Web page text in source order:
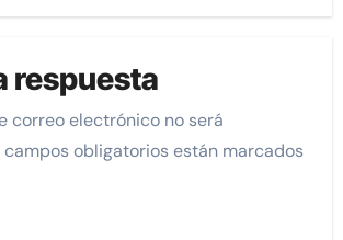
respuesta
correo electrónico no será
campos obligatorios están marcados